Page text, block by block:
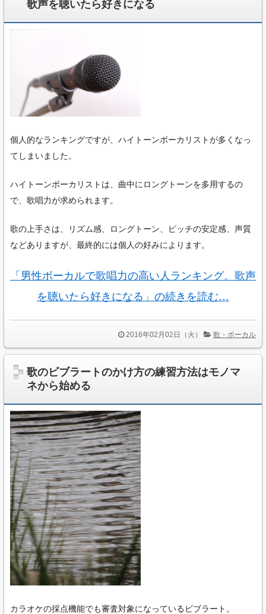
歌声を聴いたら好きになる
個人的なランキングですが、ハイトーンボーカリストが多くなっ
てしまいました。
ハイトーンボーカリストは、曲中にロングトーンを多用するの
で、歌唱力が求められます。
歌の上手さは、リズム感、ロングトーン、ピッチの安定感、声質
などありますが、最終的には個人の好みによります。
「男性ボーカルで歌唱力の高い人ランキング。歌声
を聴いたら好きになる」の続きを読む…
2016年02月02日（火） 歌・ボーカル
歌のビブラートのかけ方の練習方法はモノマ
ネから始める
カラオケの採点機能でも審査対象になっているビブラート。